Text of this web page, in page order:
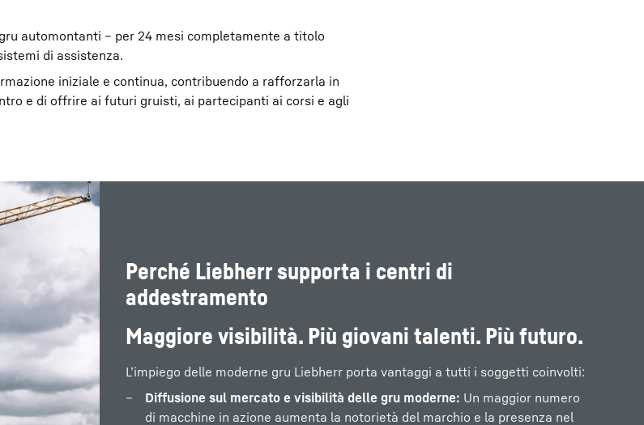
automontanti – per 24 mesi completamente a titolo
di assistenza.
iniziale e continua, contribuendo a rafforzarla in
e di offrire ai futuri gruisti, ai partecipanti ai corsi e agli
Perché Liebherr supporta i centri di
addestramento
Maggiore visibilità. Più giovani talenti. Più futuro.
L’impiego delle moderne gru Liebherr porta vantaggi a tutti i soggetti coinvolti:
Diffusione sul mercato e visibilità delle gru moderne: Un maggior numero
di macchine in azione aumenta la notorietà del marchio e la presenza nel